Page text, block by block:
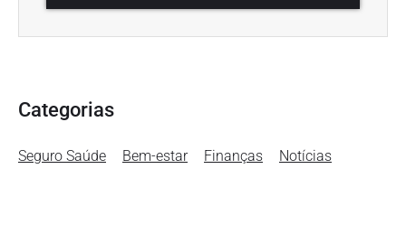
Categorias
Seguro Saúde Bem-estar Finanças Notícias